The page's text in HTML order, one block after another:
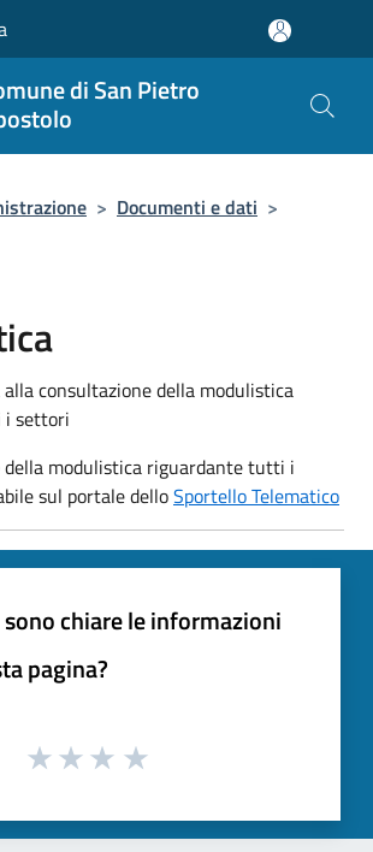
di San Pietro
> Documenti e dati >
consultazione della modulistica
settori
della modulistica riguardante tutti i
sul portale delloSportello Telematico
chiare le informazioni
pagina?